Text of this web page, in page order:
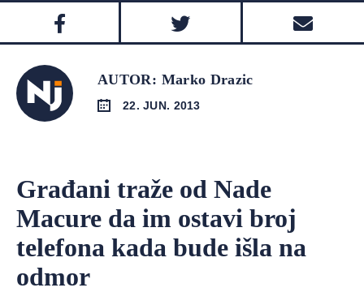
AUTOR: Marko Drazic
22. JUN. 2013
Građani traže od Nade
Macure da im ostavi broj
telefona kada bude išla na
odmor